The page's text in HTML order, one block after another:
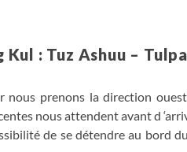
Kul : Tuz Ashuu –
nous prenons la direction
nous attendent avant d
de se détendre au bord